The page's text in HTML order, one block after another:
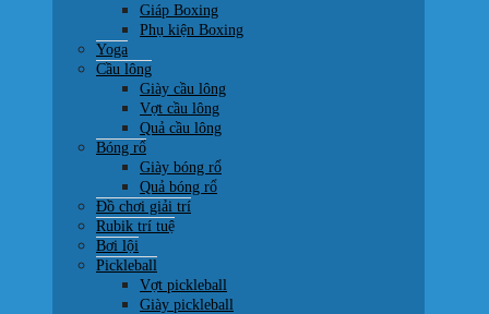
Giáp Boxing
Phụ kiện Boxing
Yoga
Cầu lông
Giày cầu lông
Vợt cầu lông
Quả cầu lông
Bóng rổ
Giày bóng rổ
Quả bóng rổ
Đồ chơi giải trí
Rubik trí tuệ
Bơi lội
Pickleball
Vợt pickleball
Giày pickleball